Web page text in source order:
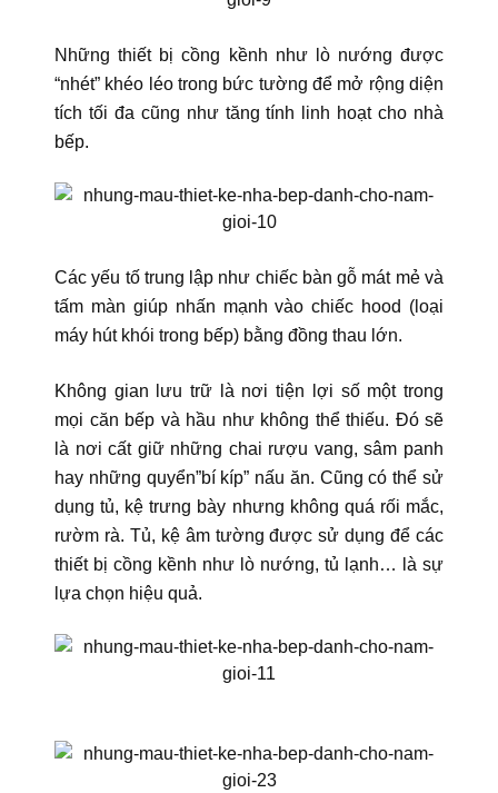
Những thiết bị cồng kềnh như lò nướng được
“nhét” khéo léo trong bức tường để mở rộng diện
tích tối đa cũng như tăng tính linh hoạt cho nhà
bếp.
Các yếu tố trung lập như chiếc bàn gỗ mát mẻ và
tấm màn giúp nhấn mạnh vào chiếc hood (loại
máy hút khói trong bếp) bằng đồng thau lớn.
Không gian lưu trữ là nơi tiện lợi số một trong
mọi căn bếp và hầu như không thể thiếu. Đó sẽ
là nơi cất giữ những chai rượu vang, sâm panh
hay những quyển”bí kíp” nấu ăn. Cũng có thể sử
dụng tủ, kệ trưng bày nhưng không quá rối mắc,
rườm rà. Tủ, kệ âm tường được sử dụng để các
thiết bị cồng kềnh như lò nướng, tủ lạnh… là sự
lựa chọn hiệu quả.